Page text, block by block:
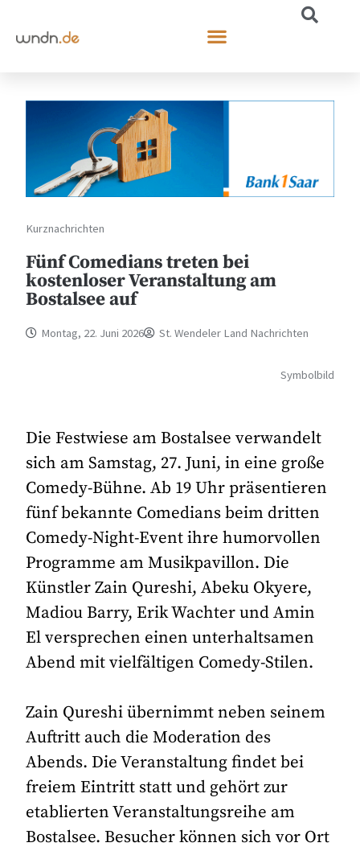
Kurznachrichten
Fünf Comedians treten bei
kostenloser Veranstaltung am
Bostalsee auf
Montag, 22. Juni 2026 St. Wendeler Land Nachrichten
Symbolbild
Die Festwiese am Bostalsee verwandelt
sich am Samstag, 27. Juni, in eine große
Comedy-Bühne. Ab 19 Uhr präsentieren
fünf bekannte Comedians beim dritten
Comedy-Night-Event ihre humorvollen
Programme am Musikpavillon. Die
Künstler Zain Qureshi, Abeku Okyere,
Madiou Barry, Erik Wachter und Amin
El versprechen einen unterhaltsamen
Abend mit vielfältigen Comedy-Stilen.
Zain Qureshi übernimmt neben seinem
Auftritt auch die Moderation des
Abends. Die Veranstaltung findet bei
freiem Eintritt statt und gehört zur
etablierten Veranstaltungsreihe am
Bostalsee. Besucher können sich vor Ort